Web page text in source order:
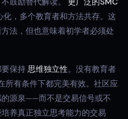
化，多个教育者和方法共存。这
法，但也意味着初学者必须处
保持思维独立性。没有教育者
所有条件下都完美有效。社区应
源泉——而不是交易信号或不
养真正独立思考能力的交易